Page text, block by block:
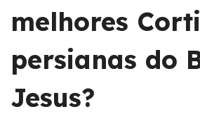
melhores
persianas do
Jesus?